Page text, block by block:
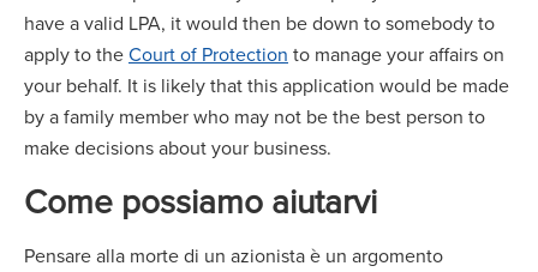
have a valid LPA, it would then be down to somebody to
apply to theCourt of Protection to manage your affairs on
your behalf. It is likely that this application would be made
by a family member who may not be the best person to
make decisions about your business.
Come possiamo aiutarvi
Pensare alla morte di un azionista è un argomento